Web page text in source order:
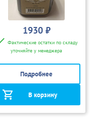
1930 ₽
Фактические остатки по складу
уточняйте у менеджера
Подробнее
В корзину